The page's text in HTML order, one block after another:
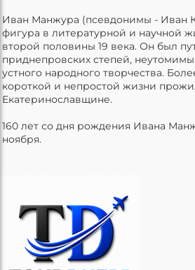
Иван Манжура (псевдонимы - Иван
фигура в литературной и научной
второй половины 19 века. Он был
приднепровских степей,
устного народного творчества.
короткой и непростой жизни
Екатеринославщине.
160 лет со дня рождения Ивана
ноября.